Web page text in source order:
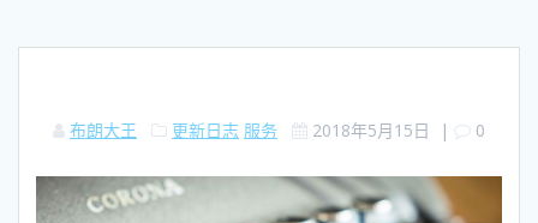
布朗大王 更新日志 服务 2018年5月15日 | 0